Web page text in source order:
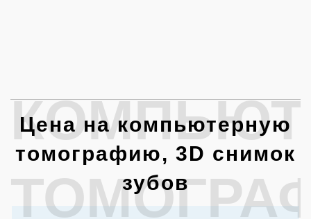
Цена на компьютерную
томографию, 3D снимок
зубов